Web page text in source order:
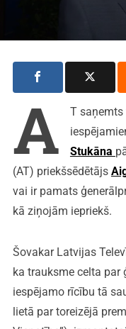
A
T saņemts
Stukāna
(AT) priekšsēdētājs
vai ir pamats
kā ziņojām iepriekš.
Šovakar Latvijas
ka trauksme celta par
iespējamo rīcību tā
lietā par toreizējā